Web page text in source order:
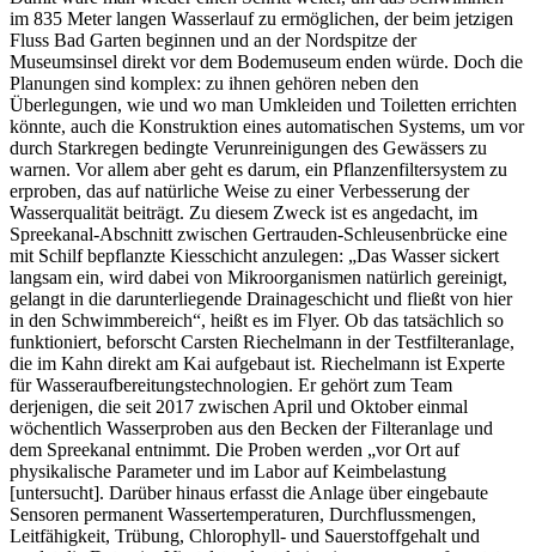
im 835 Meter langen Wasserlauf zu ermöglichen, der beim jetzigen
Fluss Bad Garten beginnen und an der Nordspitze der
Museumsinsel direkt vor dem Bodemuseum enden würde. Doch die
Planungen sind komplex: zu ihnen gehören neben den
Überlegungen, wie und wo man Umkleiden und Toiletten errichten
könnte, auch die Konstruktion eines automatischen Systems, um vor
durch Starkregen bedingte Verunreinigungen des Gewässers zu
warnen. Vor allem aber geht es darum, ein Pflanzenfiltersystem zu
erproben, das auf natürliche Weise zu einer Verbesserung der
Wasserqualität beiträgt. Zu diesem Zweck ist es angedacht, im
Spreekanal-Abschnitt zwischen Gertrauden-Schleusenbrücke eine
mit Schilf bepflanzte Kiesschicht anzulegen: „Das Wasser sickert
langsam ein, wird dabei von Mikroorganismen natürlich gereinigt,
gelangt in die darunterliegende Drainageschicht und fließt von hier
in den Schwimmbereich“, heißt es im Flyer. Ob das tatsächlich so
funktioniert, beforscht Carsten Riechelmann in der Testfilteranlage,
die im Kahn direkt am Kai aufgebaut ist. Riechelmann ist Experte
für Wasseraufbereitungstechnologien. Er gehört zum Team
derjenigen, die seit 2017 zwischen April und Oktober einmal
wöchentlich Wasserproben aus den Becken der Filteranlage und
dem Spreekanal entnimmt. Die Proben werden „vor Ort auf
physikalische Parameter und im Labor auf Keimbelastung
[untersucht]. Darüber hinaus erfasst die Anlage über eingebaute
Sensoren permanent Wassertemperaturen, Durchflussmengen,
Leitfähigkeit, Trübung, Chlorophyll- und Sauerstoffgehalt und